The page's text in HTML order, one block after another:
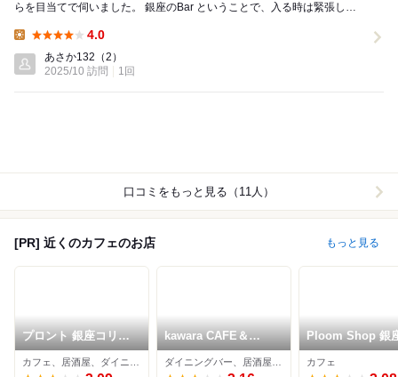
らを目当てで伺いました。 銀座のBar ということで、入る時は緊張しま
4.0
あさか132 （2）
2025/10 訪問
1回
口コミをもっと見る（11人）
[PR] 近くのカフェのお店 もっと見る
プロント 銀座コリド
ー店
kawara CAFE＆
DINING 銀座店
Ploom Shop 銀
フェ
カフェ